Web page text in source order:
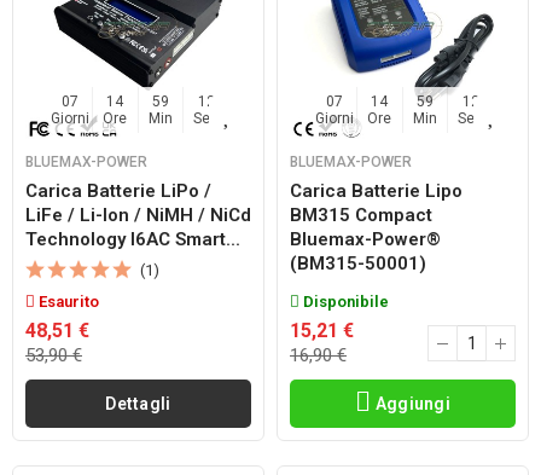
07
Giorni
14
Ore
59
Min
11
Sec
BLUEMAX-POWER
Carica Batterie LiPo /
LiFe / Li-Ion / NiMH / NiCd
Technology I6AC Smart...
(1)
Esaurito
48,51 €
53,90 €
Dettagli
07
Giorni
14
Ore
59
Min
11
Sec
BLUEMAX-POWER
Carica Batterie Lipo
BM315 Compact
Bluemax-Power®
(BM315-50001)
Disponibile
15,21 €
16,90 €
Aggiungi